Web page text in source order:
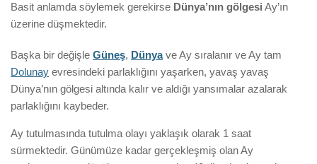
Basit anlamda söylemek gerekirse Dünya’nın gölgesi Ay’ın
üzerine düşmektedir.
Başka bir değişle Güneş, Dünyave Ay sıralanır ve Ay tam
Dolunay evresindeki parlaklığını yaşarken, yavaş yavaş
Dünya’nın gölgesi altında kalır ve aldığı yansımalar azalarak
parlaklığını kaybeder.
Ay tutulmasında tutulma olayı yaklaşık olarak 1 saat
sürmektedir. Günümüze kadar gerçekleşmiş olan Ay